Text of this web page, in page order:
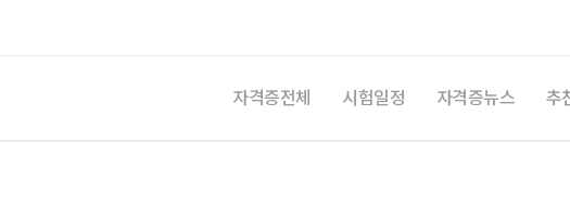
자격증전체 시험일정 자격증뉴스 추